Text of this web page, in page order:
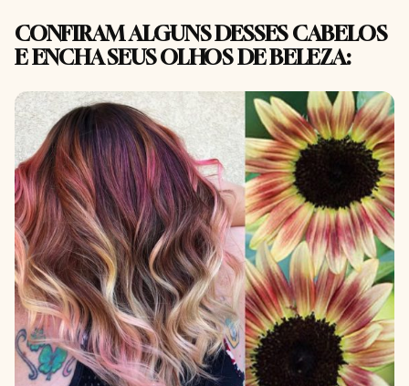
CONFIRAM ALGUNS DESSES CABELOS
E ENCHA SEUS OLHOS DE BELEZA: